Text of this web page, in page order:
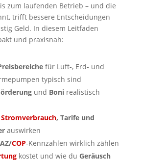
zum laufenden Betrieb – und die
trifft bessere Entscheidungen
Geld. In diesem Leitfaden
und praxisnah:
für Luft‑, Erd‑ und
typisch sind
und Bonirealistisch
Stromverbrauch, Tarife und
auswirken
COP‑Kennzahlen wirklich zählen
kostet und wie du Geräusch